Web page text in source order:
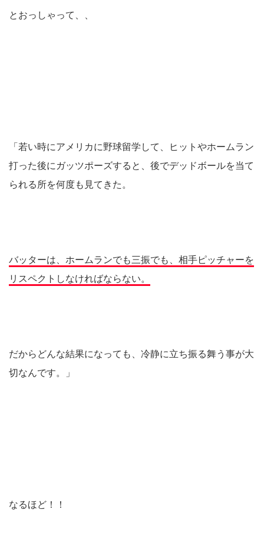
とおっしゃって、、
「若い時にアメリカに野球留学して、ヒットやホームラン
打った後にガッツポーズすると、後でデッドボールを当て
られる所を何度も見てきた。
バッターは、ホームランでも三振でも、相手ピッチャーを
リスペクトしなければならない。
だからどんな結果になっても、冷静に立ち振る舞う事が大
切なんです。」
なるほど！！